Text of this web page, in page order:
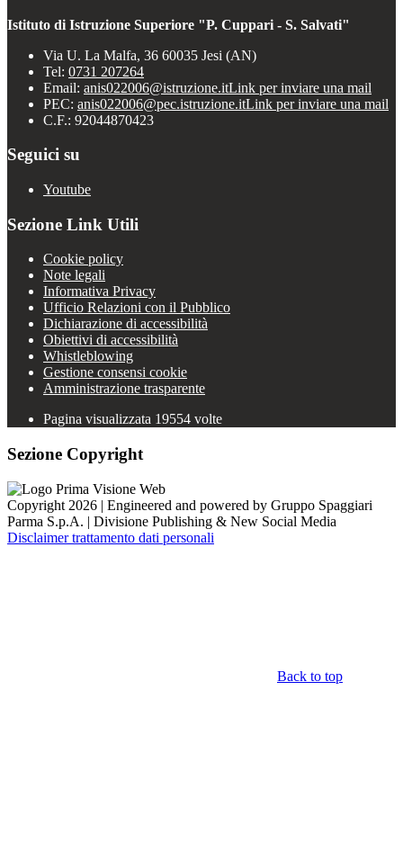
Istituto di Istruzione Superiore "P. Cuppari - S. Salvati"
Via U. La Malfa, 36 60035 Jesi (AN)
Tel: 0731 207264
Email: anis022006@istruzione.itLink per inviare una mail
PEC: anis022006@pec.istruzione.itLink per inviare una mail
C.F.: 92044870423
Seguici su
Youtube
Sezione Link Utili
Cookie policy
Note legali
Informativa Privacy
Ufficio Relazioni con il Pubblico
Dichiarazione di accessibilità
Obiettivi di accessibilità
Whistleblowing
Gestione consensi cookie
Amministrazione trasparente
Pagina visualizzata 19554 volte
Sezione Copyright
Copyright 2026 | Engineered and powered by Gruppo Spaggiari
Parma S.p.A. | Divisione Publishing & New Social Media
Disclaimer trattamento dati personali
Back to top